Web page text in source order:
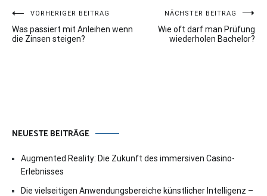
Beitragsnavigation
VORHERIGER BEITRAG
Was passiert mit Anleihen wenn
die Zinsen steigen?
NÄCHSTER BEITRAG
Wie oft darf man Prüfung
wiederholen Bachelor?
NEUESTE BEITRÄGE
Augmented Reality: Die Zukunft des immersiven Casino-
Erlebnisses
Die vielseitigen Anwendungsbereiche künstlicher Intelligenz –